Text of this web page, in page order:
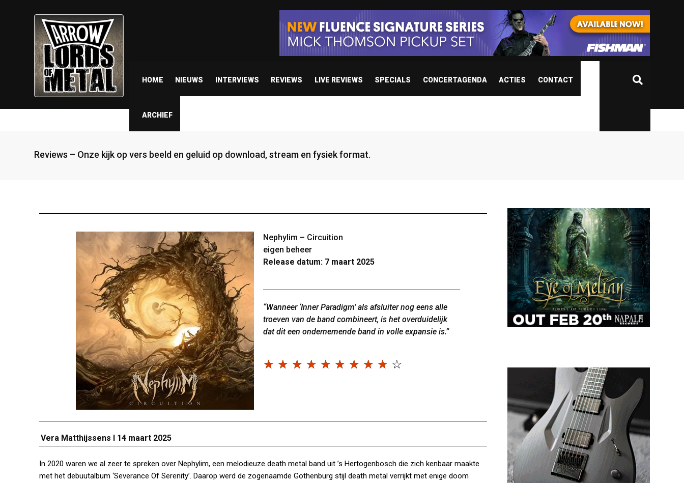
HOME NIEUWS INTERVIEWS REVIEWS LIVE REVIEWS SPECIALS CONCERTAGENDA ACTIES CONTACT
ARCHIEF
Reviews – Onze kijk op vers beeld en geluid op download, stream en fysiek format.
Nephylim – Circuition
eigen beheer
Release datum: 7 maart 2025
“Wanneer ‘Inner Paradigm’ als afsluiter nog eens alle
troeven van de band combineert, is het overduidelijk
dat dit een ondernemende band in volle expansie is.”
☆ ☆ ☆ ☆ ☆ ☆ ☆ ☆ ☆ ☆
Vera Matthijssens I 14 maart 2025
In 2020 waren we al zeer te spreken over Nephylim, een melodieuze death metal band uit ’s Hertogenbosch die zich kenbaar maakte
met het debuutalbum ‘Severance Of Serenity’. Daarop werd de zogenaamde Gothenburg stijl death metal verrijkt met enige doom